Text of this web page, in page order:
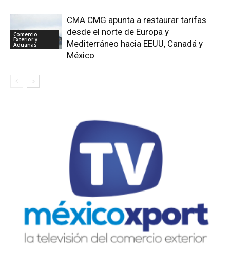
Comercio
Exterior y
Aduanas
CMA CMG apunta a restaurar tarifas
desde el norte de Europa y
Mediterráneo hacia EEUU, Canadá y
México